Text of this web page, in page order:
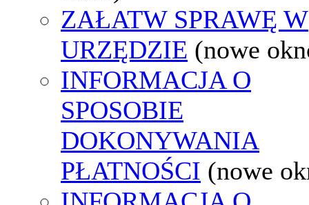
ZAŁATW SPRAWĘ W
URZĘDZIE (nowe
INFORMACJA O
SPOSOBIE
DOKONYWANIA
PŁATNOŚCI (nowe